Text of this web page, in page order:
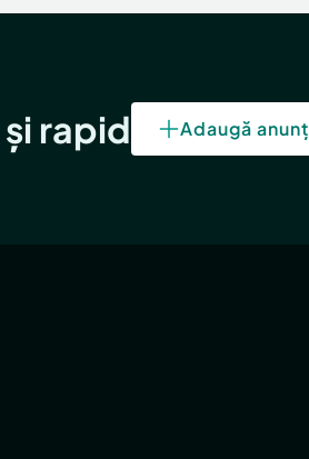
rapid Adaugă anunț